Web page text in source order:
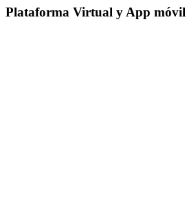
Plataforma Virtual y App móvil